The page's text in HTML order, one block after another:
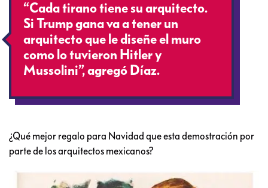
“Cada tirano tiene su arquitecto.
Si Trump gana va a tener un
arquitecto que le diseñe el muro
como lo tuvieron Hitler y
Mussolini”, agregó Díaz.
¿Qué mejor regalo para Navidad que esta demostración por
parte de los arquitectos mexicanos?